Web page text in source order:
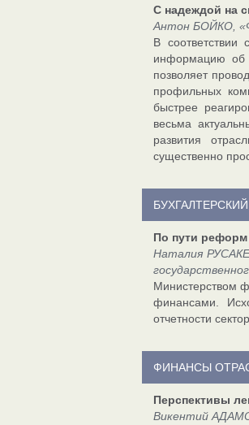
С надеждой на
Антон БОЙКО,
В
информацию об
позволяет
профильных
быстрее
весьма
развития
существенно
По пути реформ
Наталия
Министерством
финансами.
отчетности
ФИНАНСЫ
Перспективы
Викентий